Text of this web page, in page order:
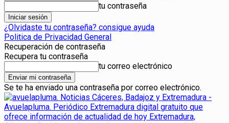
tu contraseña
¿Olvidaste tu contraseña? consigue ayuda
Politica de Privacidad General
Recuperación de contraseña
Recupera tu contraseña
tu correo electrónico
Se te ha enviado una contraseña por correo electrónico.